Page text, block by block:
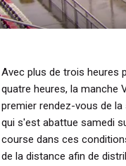
Avec plus de trois heures
quatre heures, la manche
premier rendez-vous de
qui s'est abattue samedi
course dans ces
de la distance afin de